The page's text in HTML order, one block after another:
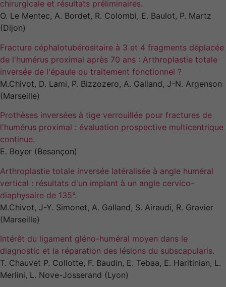
chirurgicale et résultats préliminaires.
O. Le Mentec, A. Bordet, R. Colombi, E. Baulot, P. Martz
(Dijon)
Fracture céphalotubérositaire à 3 et 4 fragments déplacée
de l'humérus proximal après 70 ans : Arthroplastie totale
inversée de l'épaule ou traitement fonctionnel ?
M.Chivot, D. Lami, P. Bizzozero, A. Galland, J-N. Argenson
(Marseille)
Prothèses inversées à tige verrouillée pour fractures de
l'humérus proximal : évaluation prospective multicentrique
continue.
E. Boyer (Besançon)
Arthroplastie totale inversée latéralisée à angle huméral
vertical : résultats d'un implant à un angle cervico-
diaphysaire de 135°.
M.Chivot, J-Y. Simonet, A. Galland, S. Airaudi, R. Gravier
(Marseille)
Intérêt du ligament gléno-huméral moyen dans le
diagnostic et la réparation des lésions du subscapularis.
T. Chauvet P. Collotte, F. Baudin, E. Tebaa, E. Haritinian, L.
Merlini, L. Nove-Josserand (Lyon)